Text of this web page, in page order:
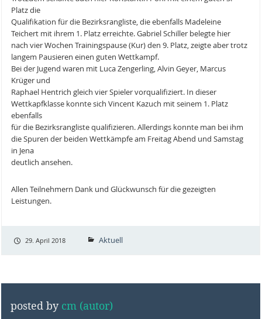
Platz die
Qualifikation für die Bezirksrangliste, die ebenfalls Madeleine
Teichert mit ihrem 1. Platz erreichte. Gabriel Schiller belegte hier
nach vier Wochen Trainingspause (Kur) den 9. Platz, zeigte aber trotz
langem Pausieren einen guten Wettkampf.
Bei der Jugend waren mit Luca Zengerling, Alvin Geyer, Marcus
Krüger und
Raphael Hentrich gleich vier Spieler vorqualifiziert. In dieser
Wettkapfklasse konnte sich Vincent Kazuch mit seinem 1. Platz
ebenfalls
für die Bezirksrangliste qualifizieren. Allerdings konnte man bei ihm
die Spuren der beiden Wettkämpfe am Freitag Abend und Samstag
in Jena
deutlich ansehen.
Allen Teilnehmern Dank und Glückwunsch für die gezeigten
Leistungen.
29. April 2018 Aktuell
posted by cm (autor)